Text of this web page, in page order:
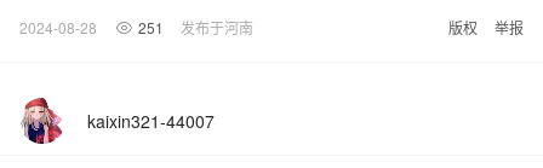
2024-08-28 251 发布于河南 版权 举报
kaixin321-44007